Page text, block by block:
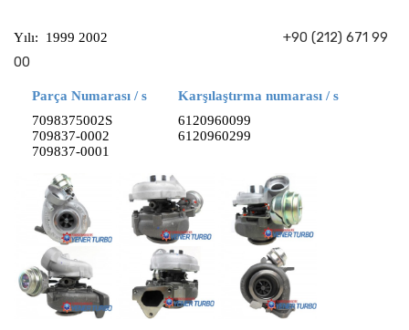
Yılı: 1999 2002 +90 (212) 671 99
00
Parça Numarası / s
7098375002S
709837-0002
709837-0001
Karşılaştırma numarası / s
6120960099
6120960299